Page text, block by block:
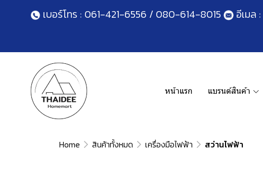
เบอร์โทร : 061-421-6556 / 080-614-8015 อีเมล :
หน้าแรก แบรนด์สินค้า
Home สินค้าทั้งหมด เครื่องมือไฟฟ้า สว่านไฟฟ้า